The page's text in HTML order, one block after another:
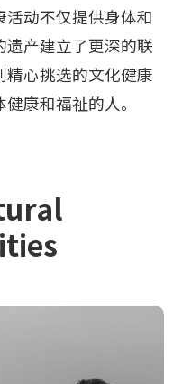
动不仅提供身体和
产建立了更深的联
心挑选的文化健康
康和福祉的人。